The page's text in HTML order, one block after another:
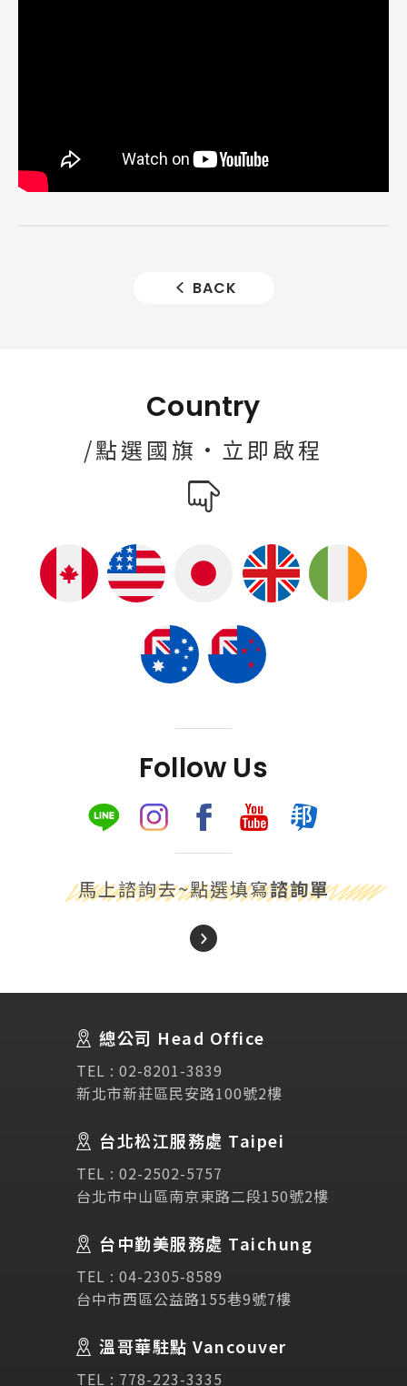
諮詢表單
立即諮詢
About Us 關於我們
講座活動
Testimonial 學生推薦
Links 相關連結
BACK
Country
/點選國旗·立即啟程
Follow Us
馬上諮詢去~點選填寫諮詢單
總公司 Head Office
TEL : 02-8201-3839
新北市新莊區民安路100號2樓
台北松江服務處 Taipei
TEL : 02-2502-5757
台北市中山區南京東路二段150號2樓
台中勤美服務處 Taichung
TEL : 04-2305-8589
台中市西區公益路155巷9號7樓
溫哥華駐點 Vancouver
TEL : 778-223-3335